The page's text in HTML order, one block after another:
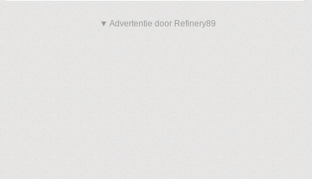
▼ Advertentie door Refinery89